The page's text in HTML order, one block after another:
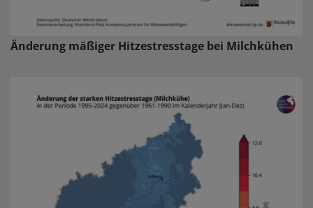
Änderung mäßiger Hitzestresstage bei Milchkühen